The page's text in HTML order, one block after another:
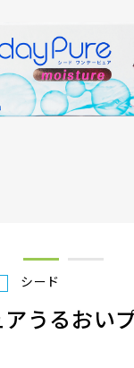
シード
うるおい